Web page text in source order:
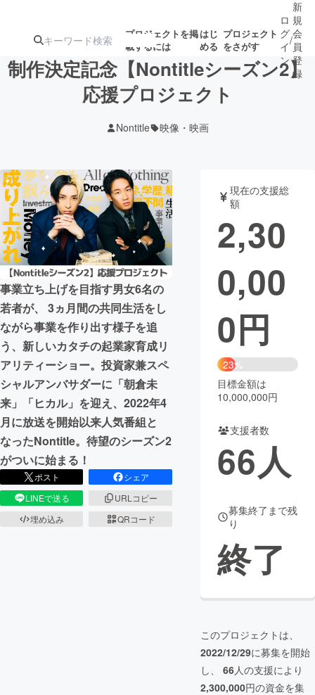
プロジェクトを掲
載するには
はじ
める
プロジェクト
をさがす
注目の新着プロ
ジェクト
募集終了が近いプ
ロジェクト
アート・写真 音楽
テクノロジー・ガジェット ゲーム・サ
映像・映画
ビジネス・起業
まちづくり・地域活性化
CAMPFIRE for Social Good
CAMPFIRE Creation
CAMPFIREふるさと納税machi-ya コミュニティ
ロ
グ
イ
ン
/
新
規
会
員
登
録
制作決定記念【Nontitleシーズン2】
応援プロジェクト
Nontitle 映像・映画
事業立ち上げを目指す男女6名の
若者が、 3ヵ月間の共同生活をし
ながら事業を作り出す様子を追
う、新しいカタチの起業家育成リ
アリティーショー。投資家兼スペ
シャルアンバサダーに「朝倉未
来」「ヒカル」を迎え、2022年4
月に放送を開始以来人気番組と
なったNontitle。待望のシーズン2
がついに始まる！
ポスト
シェア
LINEで送る
URLコピー
埋め込み
QRコード
現在の支援総
額
2,30
0,00
0円
23%
目標金額は
10,000,000円
支援者数
66人
募集終了まで残
り
終了
このプロジェクトは、
2022/12/29に募集を開始
し、 66人の支援により
2,300,000円の資金を集